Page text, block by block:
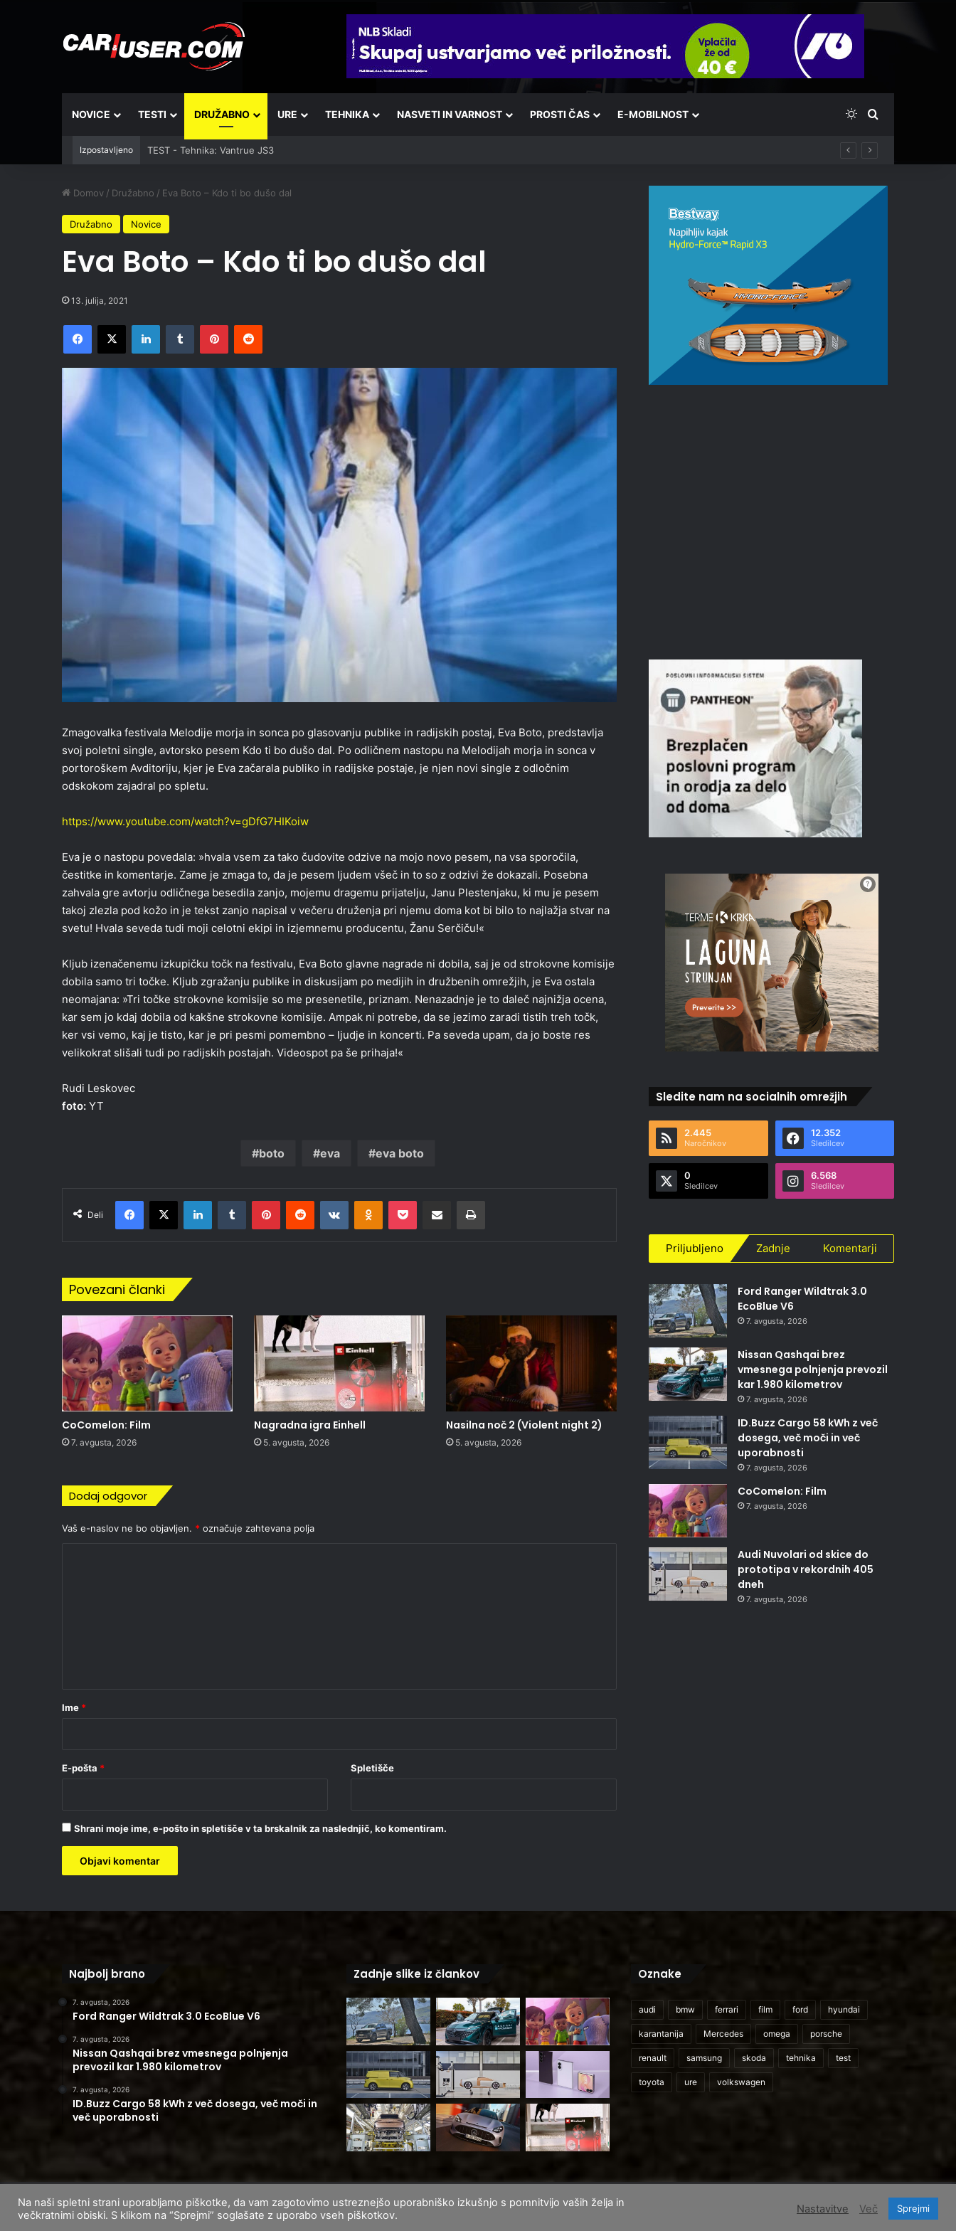
NOVICE TESTI DRUŽABNO URE TEHNIKA NASVETI IN VARNOST PROSTI ČAS E-MOBILNOST Switch skin
Išči
Izpostavljeno TEST - Tehnika: Vantrue JS3
Domov / Družabno / Eva Boto – Kdo ti bo dušo dal
Družabno Novice
Eva Boto – Kdo ti bo dušo dal
13. julija, 2021
Facebook
X LinkedInTumblr PinterestReddit
Zmagovalka festivala Melodije morja in sonca po glasovanju publike in radijskih postaj, Eva Boto, predstavlja
svoj poletni single, avtorsko pesem Kdo ti bo dušo dal. Po odličnem nastopu na Melodijah morja in sonca v
portoroškem Avditoriju, kjer je Eva začarala publiko in radijske postaje, je njen novi single z odločnim
odskokom zajadral po spletu.
https://www.youtube.com/watch?v=gDfG7HIKoiw
Eva je o nastopu povedala: »hvala vsem za tako čudovite odzive na mojo novo pesem, na vsa sporočila,
čestitke in komentarje. Zame je zmaga to, da je pesem ljudem všeč in to so z odzivi že dokazali. Posebna
zahvala gre avtorju odličnega besedila zanjo, mojemu dragemu prijatelju, Janu Plestenjaku, ki mu je pesem
takoj zlezla pod kožo in je tekst zanjo napisal v večeru druženja pri njemu doma kot bi bilo to najlažja stvar na
svetu! Hvala seveda tudi moji celotni ekipi in izjemnemu producentu, Žanu Serčiču!«
Kljub izenačenemu izkupičku točk na festivalu, Eva Boto glavne nagrade ni dobila, saj je od strokovne komisije
dobila samo tri točke. Kljub zgražanju publike in diskusijam po medijih in družbenih omrežjih, je Eva ostala
neomajana: »Tri točke strokovne komisije so me presenetile, priznam. Nenazadnje je to daleč najnižja ocena,
kar sem jo kdaj dobila od kakšne strokovne komisije. Ampak ni potrebe, da se jezimo zaradi tistih treh točk,
ker vsi vemo, kaj je tisto, kar je pri pesmi pomembno – ljudje in koncerti. Pa seveda upam, da jo boste res
velikokrat slišali tudi po radijskih postajah. Videospot pa še prihaja!«
Rudi Leskovec
foto: YT
boto eva eva boto
Deli
Facebook
X LinkedInTumblr PinterestReddit VKontakteOdnoklassniki
Pocket Deli po epošti Natisni
Povezani članki
CoComelon: Film
7. avgusta, 2026
Nagradna igra Einhell
5. avgusta, 2026
Nasilna noč 2 (Violent night 2)
5. avgusta, 2026
Dodaj odgovor
Vaš e-naslov ne bo objavljen. * označuje zahtevana polja
r
Ime *
E-pošta * Spletišče
Shrani moje ime, e-pošto in spletišče v ta brskalnik za naslednjič, ko komentiram.
Sledite nam na socialnih omrežjih
2.445
Naročnikov
12.352
Sledilcev
0
Sledilcev
6.568
Sledilcev
Priljubljeno Zadnje Komentarji
Ford Ranger Wildtrak 3.0
EcoBlue V6
7. avgusta, 2026
Nissan Qashqai brez
vmesnega polnjenja prevozil
kar 1.980 kilometrov
7. avgusta, 2026
ID.Buzz Cargo 58 kWh z več
dosega, več moči in več
uporabnosti
7. avgusta, 2026
CoComelon: Film
7. avgusta, 2026
Audi Nuvolari od skice do
prototipa v rekordnih 405
dneh
7. avgusta, 2026
Najbolj brano
7. avgusta, 2026
Ford Ranger Wildtrak 3.0 EcoBlue V6
7. avgusta, 2026
Nissan Qashqai brez vmesnega polnjenja
prevozil kar 1.980 kilometrov
7. avgusta, 2026
ID.Buzz Cargo 58 kWh z več dosega, več moči in
več uporabnosti
Zadnje slike iz člankov Oznake
audi bmw ferrari film ford hyundai
karantanija Mercedes omega porsche
renault samsung skoda tehnika test
toyota ure volkswagen
© 2026 CarAndUser.com Cenik storitev Pogoji uporabe
Na naši spletni strani uporabljamo piškotke, da vam zagotovimo ustreznejšo uporabniško izkušnjo s pomnitvijo vaših želja in
večkratnimi obiski. S klikom na “Sprejmi” soglašate z uporabo vseh piškotkov.
Nastavitve Več Sprejmi